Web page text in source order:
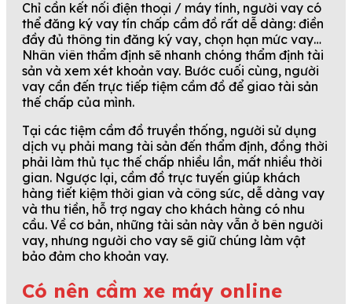
Chỉ cần kết nối điện thoại / máy tính, người vay có
thể đăng ký vay tín chấp cầm đồ rất dễ dàng: điền
đầy đủ thông tin đăng ký vay, chọn hạn mức vay…
Nhân viên thẩm định sẽ nhanh chóng thẩm định tài
sản và xem xét khoản vay. Bước cuối cùng, người
vay cần đến trực tiếp tiệm cầm đồ để giao tài sản
thế chấp của mình.
Tại các tiệm cầm đồ truyền thống, người sử dụng
dịch vụ phải mang tài sản đến thẩm định, đồng thời
phải làm thủ tục thế chấp nhiều lần, mất nhiều thời
gian. Ngược lại, cầm đồ trực tuyến giúp khách
hàng tiết kiệm thời gian và công sức, dễ dàng vay
và thu tiền, hỗ trợ ngay cho khách hàng có nhu
cầu. Về cơ bản, những tài sản này vẫn ở bên người
vay, nhưng người cho vay sẽ giữ chúng làm vật
bảo đảm cho khoản vay.
Có nên cầm xe máy online